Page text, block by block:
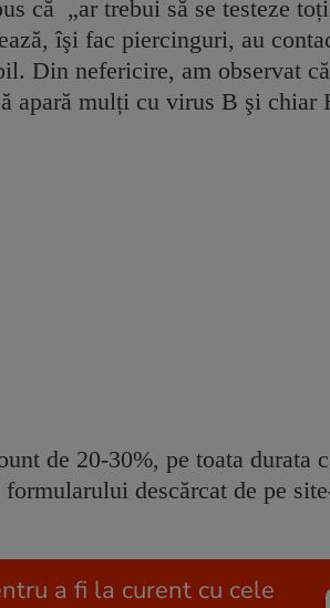
că „ar trebui să se testeze
îşi fac piercinguri, au
Din nefericire, am observat
apară mulți cu virus B şi chiar
de 20-30%, pe toata
descărcat de pe
a fi la curent cu cele